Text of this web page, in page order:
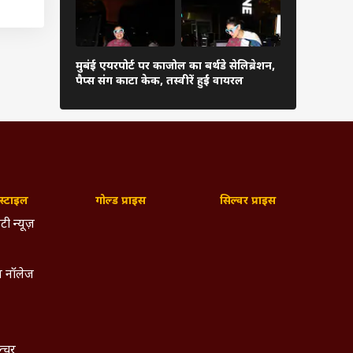
मुबंई एयरपोर्ट पर काजोल का बर्थडे सेलिब्रेशन,
पैप्स संग काटा केक, तस्वीरें हुईं वायरल
न्यूज़
नॉलेज
गोल्ड प्राइस सिल्वर प्राइस